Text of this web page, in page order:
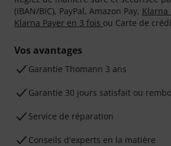
(IBAN/BIC), PayPal, Amazon Pay, Klarna
Klarna Payer en 3 fois ou Carte de
Vos avantages
Ga­ran­tie Thomann 3 ans
Garantie 30 jours satisfait ou
Service de réparation
Conseils d'experts en la matière